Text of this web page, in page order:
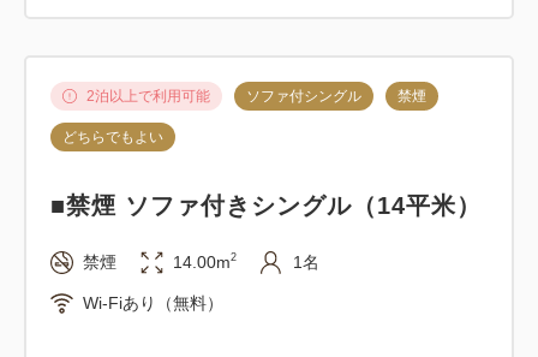
2泊以上で利用可能 ソファ付シングル 禁煙
どちらでもよい
■禁煙 ソファ付きシングル（14平米）
禁煙 14.00m2 1名
Wi-Fiあり（無料）